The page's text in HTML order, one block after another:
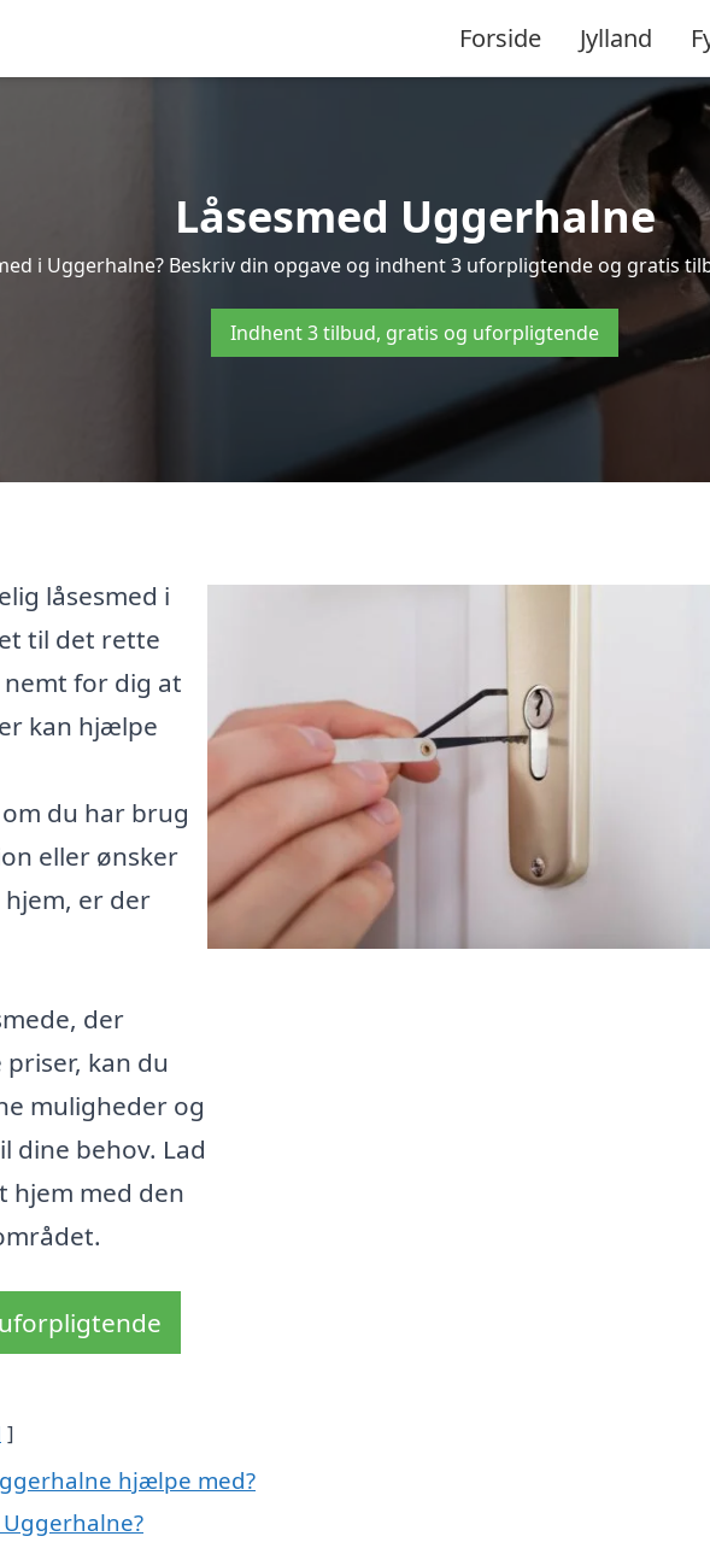
Forside Jylland
Låsesmed Uggerhalne
i Uggerhalne? Beskriv din opgave og indhent 3 uforpligtende og gratis
Indhent 3 tilbud, gratis og uforpligtende
låsesmed i
til det rette
for dig at
kan hjælpe
du har brug
eller ønsker
er der
der
kan du
muligheder og
dine behov. Lad
hjem med den
hjælpe med?